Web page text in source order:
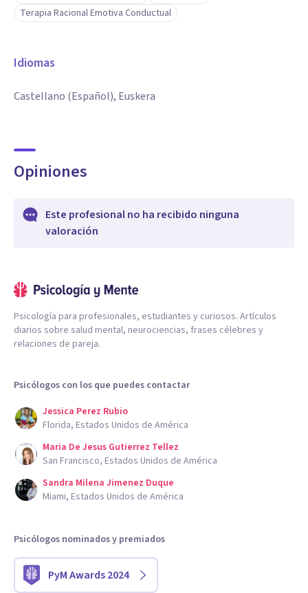
Terapia Racional Emotiva Conductual
Idiomas
Castellano (Español), Euskera
Opiniones
Este profesional no ha recibido ninguna
valoración
Psicología para profesionales, estudiantes y curiosos. Artículos
diarios sobre salud mental, neurociencias, frases célebres y
relaciones de pareja.
Psicólogos con los que puedes contactar
Jessica Perez Rubio
Florida, Estados Unidos de América
Maria De Jesus Gutierrez Tellez
San Francisco, Estados Unidos de América
Sandra Milena Jimenez Duque
Miami, Estados Unidos de América
Psicólogos nominados y premiados
PyM Awards 2024